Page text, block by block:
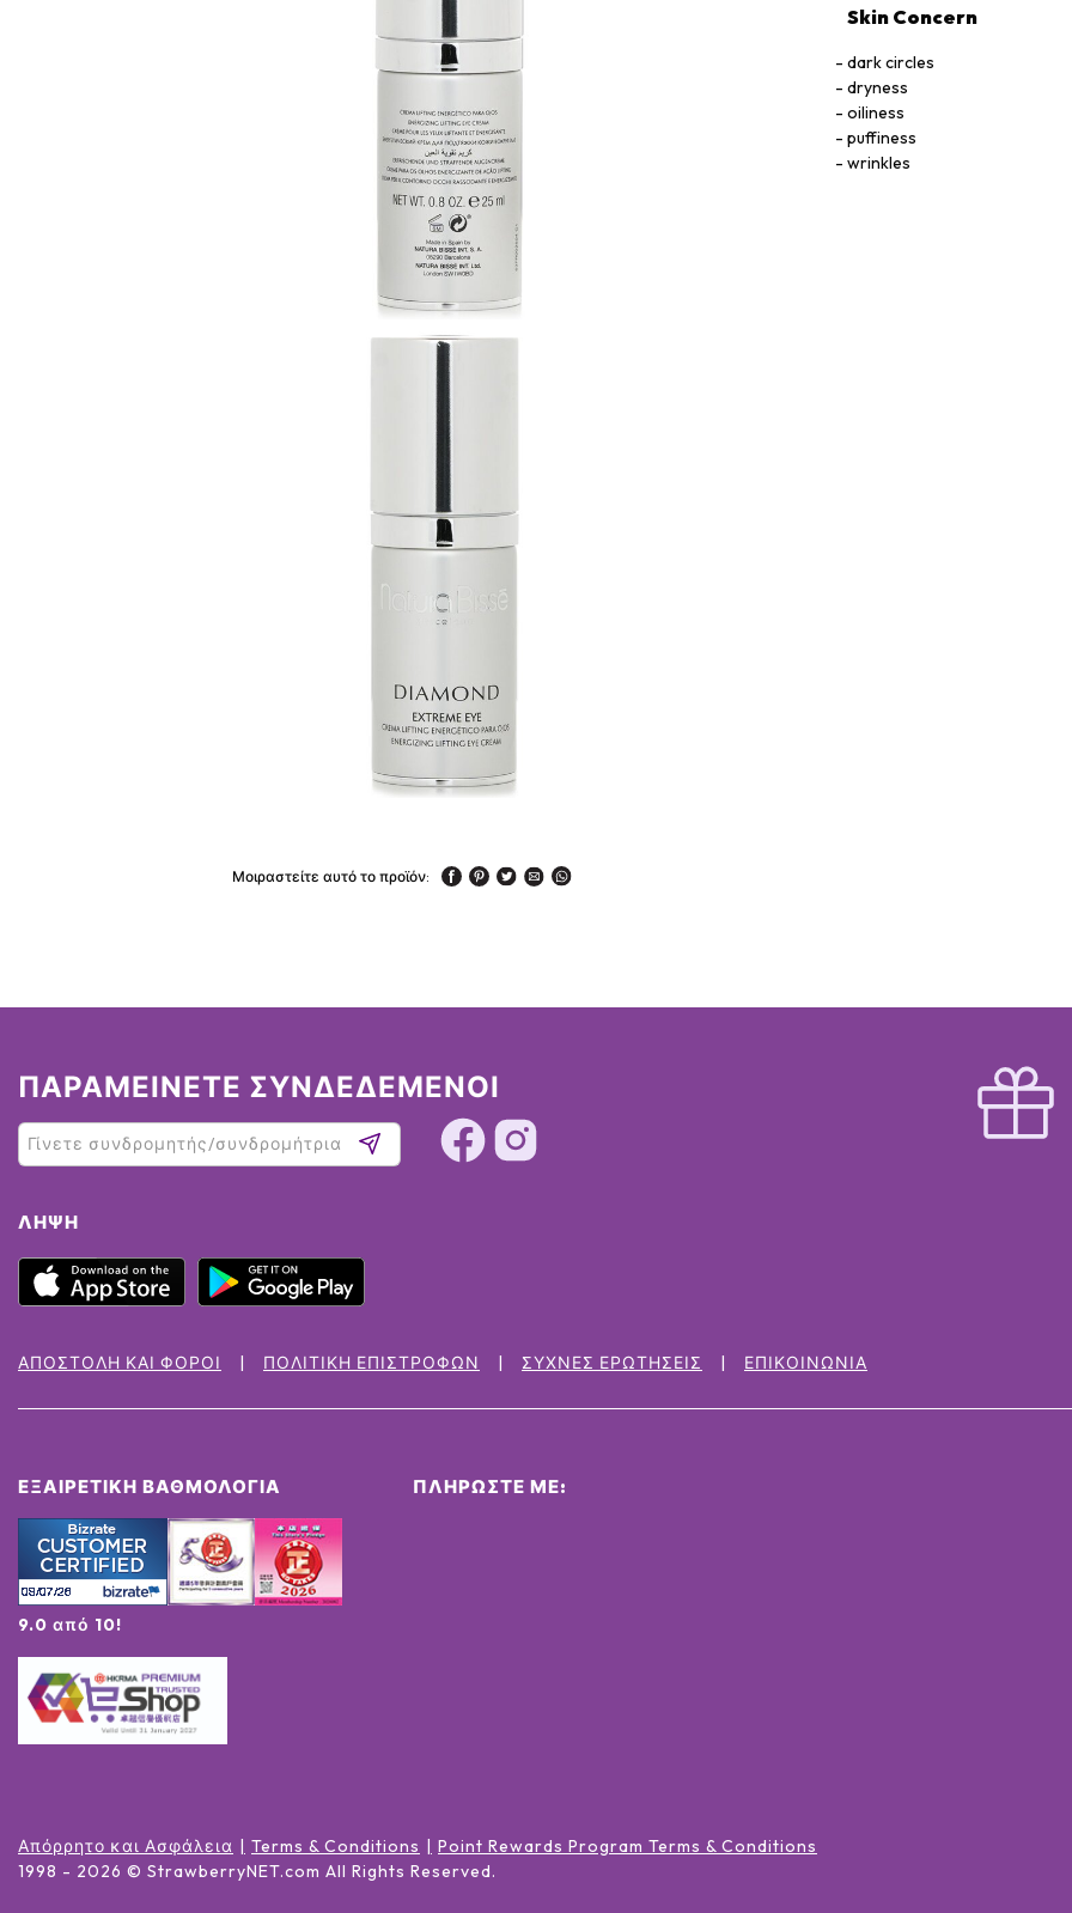
Μοιραστείτε αυτό το προϊόν:
Skin Concern
dark circles
dryness
oiliness
puffiness
wrinkles
ΠΑΡΑΜΕΙΝΕΤΕ ΣΥΝΔΕΔΕΜΕΝΟΙ
ΛΉΨΗ
ΑΠΟΣΤΟΛΉ ΚΑΙ ΦΌΡΟΙ ΠΟΛΙΤΙΚΉ ΕΠΙΣΤΡΟΦΏΝ ΣΥΧΝΈΣ ΕΡΩΤΉΣΕΙΣ ΕΠΙΚΟΙΝΩΝΊΑ
ΕΞΑΙΡΕΤΙΚΉ ΒΑΘΜΟΛΟΓΊΑ
9.0 από 10!
ΠΛΗΡΏΣΤΕ ΜΕ:
Απόρρητο και Ασφάλεια Terms & Conditions
Point Rewards Program Terms & Conditions
1998 - 2026 © StrawberryNET.com All Rights Reserved.